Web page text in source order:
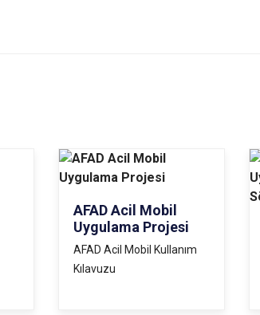
AFAD Acil Mobil
Uygulama Projesi
AFAD Acil Mobil Kullanım
Kılavuzu